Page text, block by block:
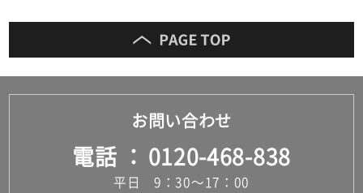
お問い合わせ
電話 0120-468-838
平日 9：30～17：00